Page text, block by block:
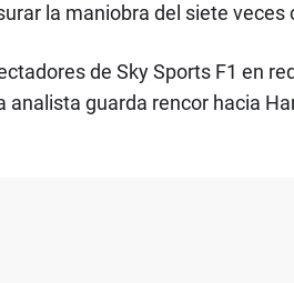
la maniobra del siete veces
de Sky Sports F1 en
analista guarda rencor hacia